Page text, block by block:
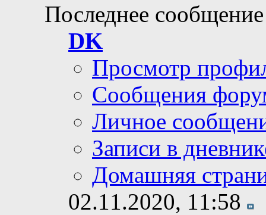
Последнее
DK
Просмотр
Сообщения
Личное
Записи в
Домашняя
02.11.2020, 11:58